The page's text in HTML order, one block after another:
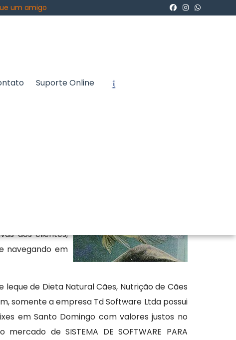
um amigo
Suporte Online
uma
dos clientes,
navegando em
leque de Dieta Natural Cães, Nutrição de Cães
somente a empresa Td Software Ltda possui
em Santo Domingo com valores justos no
de SISTEMA DE SOFTWARE PARA